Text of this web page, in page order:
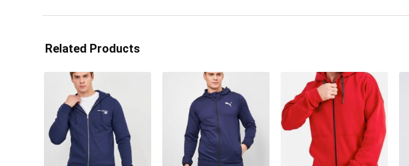
Related Products